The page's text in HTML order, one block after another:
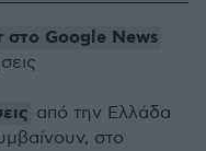
Google News
από την Ελλάδα
στο